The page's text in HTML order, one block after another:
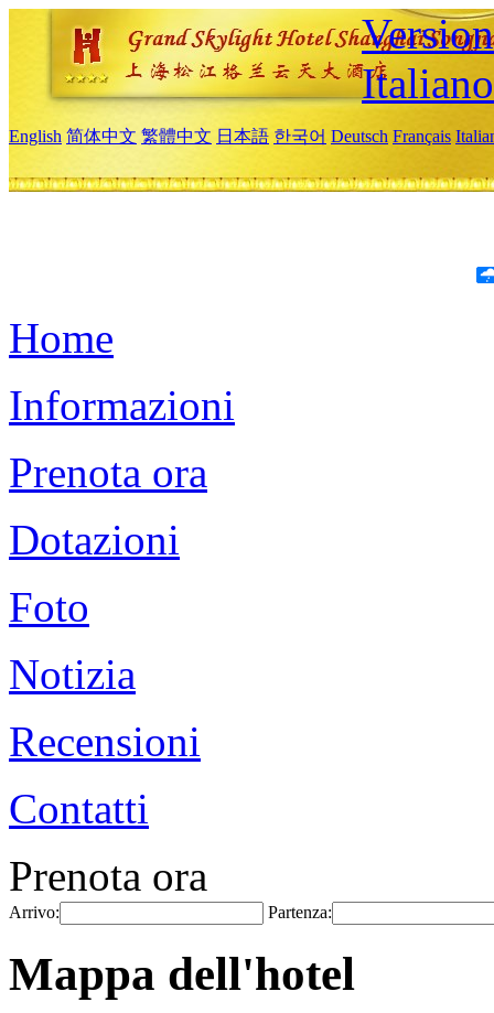
Italiano
English 简体中文 繁體中文 日本語 한국어 Deutsch Français
Home
Informazioni
Prenota ora
Dotazioni
Foto
Notizia
Recensioni
Contatti
Prenota ora
Arrivo: Partenza:
Mappa dell'hotel